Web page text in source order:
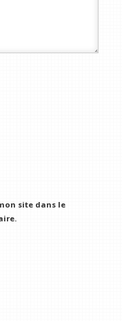
site dans le